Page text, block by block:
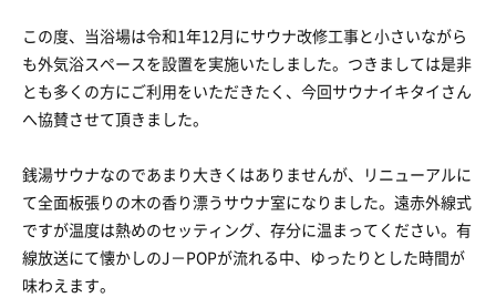
この度、当浴場は令和1年12月にサウナ改修工事と小さいながら
も外気浴スペースを設置を実施いたしました。つきましては是非
とも多くの方にご利用をいただきたく、今回サウナイキタイさん
へ協賛させて頂きました。
銭湯サウナなのであまり大きくはありませんが、リニューアルに
て全面板張りの木の香り漂うサウナ室になりました。遠赤外線式
ですが温度は熱めのセッティング、存分に温まってください。有
線放送にて懐かしのJ－POPが流れる中、ゆったりとした時間が
味わえます。